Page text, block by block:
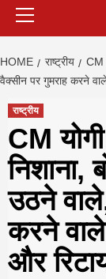
HOME राष्ट्रीय
CM
वैक्सीन पर गुमराह करने
राष्ट्रीय
CM
निशाना,
उठने
करने वाले
और